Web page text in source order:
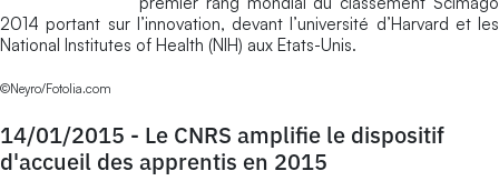
2014 portant sur l’innovation, devant l’université d’Harvard et les
National Institutes of Health (NIH) aux Etats-Unis.
©Neyro/Fotolia.com
14/01/2015 - Le CNRS amplifie le dispositif
d'accueil des apprentis en 2015